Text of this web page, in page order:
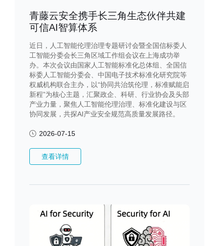
青藤云安全携手长三角生态伙伴共建
可信AI智算体系
近日，人工智能伦理治理专题研讨会暨全国信标委人
工智能分委会长三角区域工作组会议在上海成功举
办。本次会议由国家人工智能标准化总体组、全国信
标委人工智能分委会、中国电子技术标准化研究院等
权威机构联合主办，以“协同共治筑伦理，标准赋能启
新程”为核心主题，汇聚政企、科研、行业协会及头部
产业力量，聚焦人工智能伦理治理、标准化建设与区
协同发展，共探AI产业安全规范高质量发展路径。
2026-07-15
查看详情